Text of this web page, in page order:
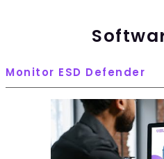
Monitor ESD Defender